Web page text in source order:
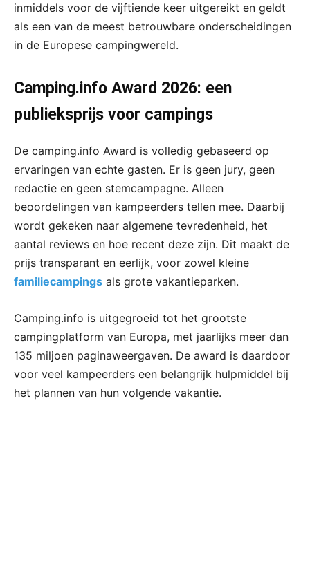
inmiddels voor de vijftiende keer uitgereikt en geldt
als een van de meest betrouwbare onderscheidingen
in de Europese campingwereld.
Camping.info Award 2026: een
publieksprijs voor campings
De camping.info Award is volledig gebaseerd op
ervaringen van echte gasten. Er is geen jury, geen
redactie en geen stemcampagne. Alleen
beoordelingen van kampeerders tellen mee. Daarbij
wordt gekeken naar algemene tevredenheid, het
aantal reviews en hoe recent deze zijn. Dit maakt de
prijs transparant en eerlijk, voor zowel kleine
familiecampings als grote vakantieparken.
Camping.info is uitgegroeid tot het grootste
campingplatform van Europa, met jaarlijks meer dan
135 miljoen paginaweergaven. De award is daardoor
voor veel kampeerders een belangrijk hulpmiddel bij
het plannen van hun volgende vakantie.